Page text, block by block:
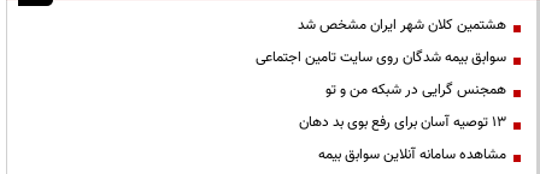
هشتمین کلان شهر ایران مشخص شد
سوابق بیمه شدگان روی سایت تامین اجتماعی
همجنس گرایی در شبکه من و تو
13 توصیه آسان برای رفع بوی بد دهان
مشاهده سامانه آنلاين سوابق بیمه